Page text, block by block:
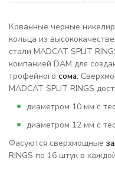
Кованные черные
кольца из
стали MADCAT SPLIT
компанией DAM для
трофейного сома.
MADCAT SPLIT RINGS
диаметром 10 мм с
диаметром 12 мм с
Фасуются сверхмощные
RINGS по 16 штук в